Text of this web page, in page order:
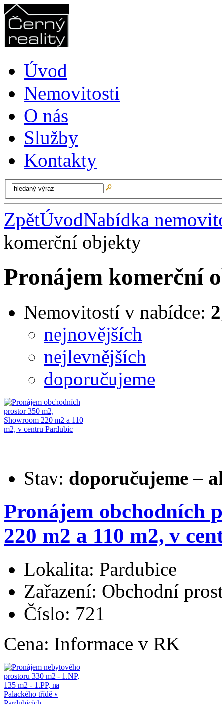
Úvod
Nemovitosti
O nás
Služby
Kontakty
ZpětÚvodNabídka
komerční objekty
Pronájem komerční
Nemovitostí v nabídce: 2
nejnovějších
nejlevnějších
doporučujeme
Stav: doporučujeme –
Pronájem obchodních
220 m2 a 110 m2, v
Lokalita: Pardubice
Zařazení: Obchodní
Číslo: 721
Cena: Informace v RK